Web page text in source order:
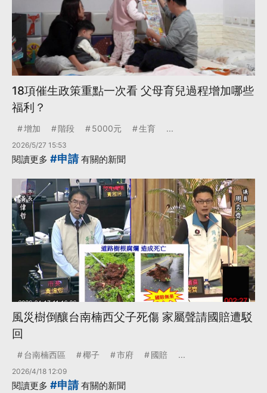
18項催生政策重點一次看 父母育兒過程增加哪些
福利？
增加 階段 5000元 生育 ...
2026/5/27 15:53
閱讀更多 #申請有關的新聞
風災樹倒釀台南楠西父子死傷 家屬聲請國賠遭駁
回
台南楠西區 椰子 市府 國賠 ...
2026/4/18 12:09
閱讀更多 #申請有關的新聞